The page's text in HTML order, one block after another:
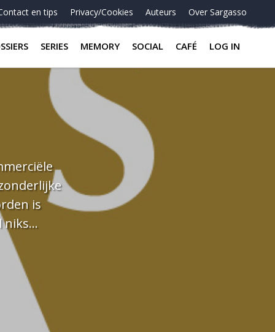
en tips Privacy/Cookies Auteurs Over Sargasso
SERIES MEMORY SOCIAL CAFÉ LOG IN
is
niks
toe
om